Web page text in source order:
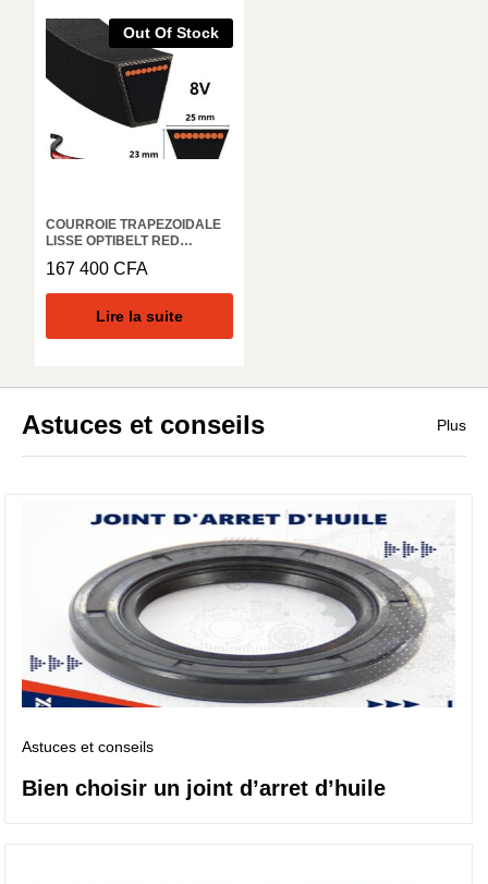
Out Of Stock
COURROIE TRAPEZOIDALE
LISSE OPTIBELT RED
167 400CFA
Lire la suite
Astuces et conseils Plus
Astuces et conseils
Bien choisir un joint d’arret d’huile